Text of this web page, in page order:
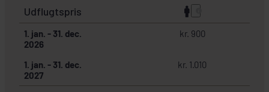
Udflugtspris
1. jan. - 31. dec.
2026
kr. 900
1. jan. - 31. dec.
2027
kr. 1.010